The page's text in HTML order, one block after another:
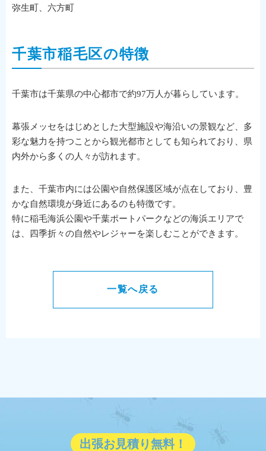
弥生町、六方町
千葉市稲毛区の特徴
千葉市は千葉県の中心都市で約97万人が暮らしています。
幕張メッセをはじめとした大型施設や海沿いの景観など、多
彩な魅力を持つことから観光都市としても知られており、県
内外から多くの人々が訪れます。
また、千葉市内には公園や自然保護区域が点在しており、豊
かな自然環境が身近にあるのも特徴です。
特に稲毛海浜公園や千葉ポートパークなどの海浜エリアで
は、四季折々の自然やレジャーを楽しむことができます。
一覧へ戻る
出張お見積り無料！